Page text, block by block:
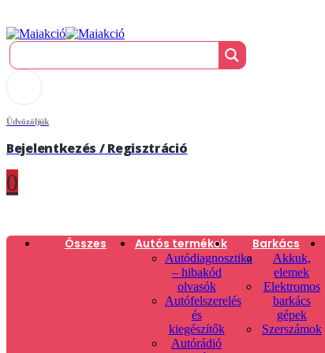
Üdvözöljük
Bejelentkezés / Regisztráció
0
Összes Autós termékek
Autódiagnosztika
– hibakód
olvasók
Autófelszerelés
és
kiegészítők
Autórádió
Barkács
Akkuk,
elemek
Elektromos
barkács
gépek
Szerszámok